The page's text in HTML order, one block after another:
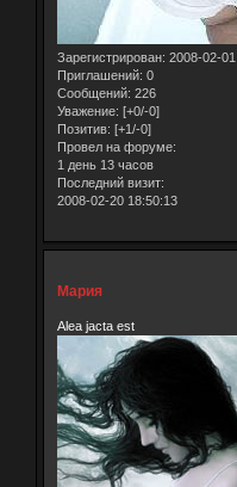
Зарегистрирован: 2008-02-01
Приглашений: 0
Сообщений: 226
Уважение: [+0/-0]
Позитив: [+1/-0]
Провел на форуме:
1 день 13 часов
Последний визит:
2008-02-20 18:50:13
Мария
Alea jacta est